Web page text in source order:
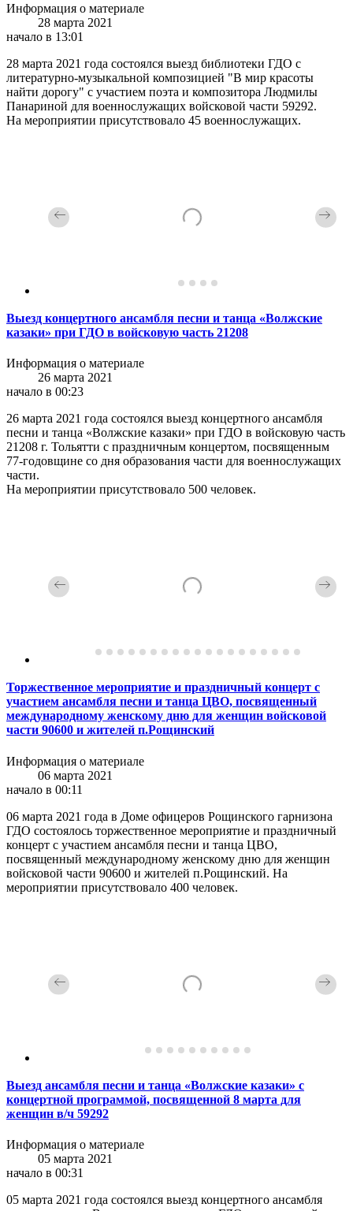
Информация о материале
28 марта 2021
начало в 13:01
28 марта 2021 года состоялся выезд библиотеки ГДО с
литературно-музыкальной композицией "В мир красоты
найти дорогу" с участием поэта и композитора Людмилы
Панариной для военнослужащих войсковой части 59292.
На мероприятии присутствовало 45 военнослужащих.
Выезд концертного ансамбля песни и танца «Волжские
казаки» при ГДО в войсковую часть 21208
Информация о материале
26 марта 2021
начало в 00:23
26 марта 2021 года состоялся выезд концертного ансамбля
песни и танца «Волжские казаки» при ГДО в войсковую часть
21208 г. Тольятти с праздничным концертом, посвященным
77-годовщине со дня образования части для военнослужащих
части.
На мероприятии присутствовало 500 человек.
Торжественное мероприятие и праздничный концерт с
участием ансамбля песни и танца ЦВО, посвященный
международному женскому дню для женщин войсковой
части 90600 и жителей п.Рощинский
Информация о материале
06 марта 2021
начало в 00:11
06 марта 2021 года в Доме офицеров Рощинского гарнизона
ГДО состоялось торжественное мероприятие и праздничный
концерт с участием ансамбля песни и танца ЦВО,
посвященный международному женскому дню для женщин
войсковой части 90600 и жителей п.Рощинский. На
мероприятии присутствовало 400 человек.
Выезд ансамбля песни и танца «Волжские казаки» с
концертной программой, посвященной 8 марта для
женщин в/ч 59292
Информация о материале
05 марта 2021
начало в 00:31
05 марта 2021 года состоялся выезд концертного ансамбля